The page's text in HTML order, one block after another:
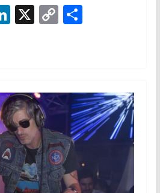
Li
dI
n
X C
Li
n
k
P
er